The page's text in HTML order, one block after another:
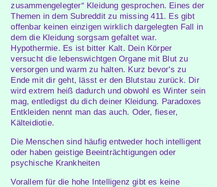
zusammengelegter“ Kleidung gesprochen. Eines der
Themen in dem Subreddit zu missing 411. Es gibt
offenbar keinen einzigen wirklich dargelegten Fall in
dem die Kleidung sorgsam gefaltet war.
Hypothermie. Es ist bitter Kalt. Dein Körper
versucht die lebenswichtgen Organe mit Blut zu
versorgen und warm zu halten. Kurz bevor's zu
Ende mit dir geht, lässt er den Blutstau zurück. Dir
wird extrem heiß dadurch und obwohl es Winter sein
mag, entledigst du dich deiner Kleidung. Paradoxes
Entkleiden nennt man das auch. Oder, fieser,
Kälteidiotie.
Die Menschen sind häufig entweder hoch intelligent
oder haben geistige Beeinträchtigungen oder
psychische Krankheiten
Vorallem für die hohe Intelligenz gibt es keine